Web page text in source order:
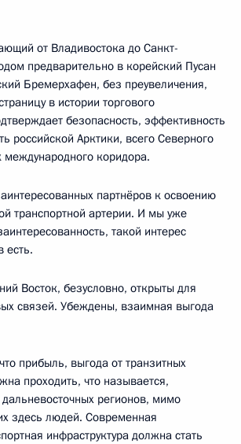
от Владивостока до Санкт-
предварительно в корейский Пусан
Бремерхафен, без преувеличения,
в истории торгового
безопасность, эффективность
российской Арктики, всего Северного
международного коридора.
партнёров к освоению
транспортной артерии. И мы уже
такой интерес
есть.
Восток, безусловно, открыты для
связей. Убеждены, взаимная выгода
прибыль, выгода от транзитных
проходить, что называется,
регионов, мимо
здесь людей. Современная
инфраструктура должна стать